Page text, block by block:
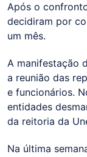
Após o
decidiram por
um mês.
A manifestação
a reunião das
e funcionários.
entidades
da reitoria da
Na última